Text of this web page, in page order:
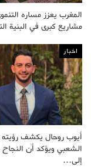
المغرب يعزز مساره
مشاريع كبرى في البنية
اخبار
أيوب روحال يكشف
الشعبي ويؤكد أن
إلى…